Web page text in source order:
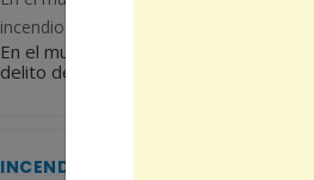
incendio agravado. De acuerdo con el
En el municipio de Nebaj,
delito de incendio agravado. De
INCENDIO EN SÓTANO DE